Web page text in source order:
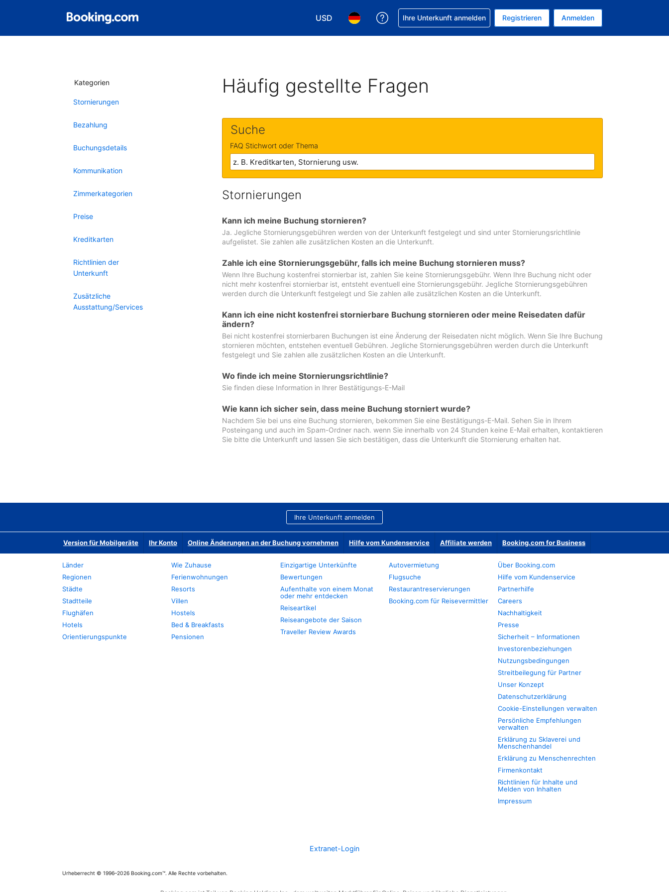
USD
Wählen Sie Ihre Währung. Ihre aktuelle Währung ist US-Dollar
Wählen Sie Ihre Sprache. Ihre aktuelle Sprache ist Deutsch
Hilfe bei Ihrer Buchung erhalten
Ihre Unterkunft anmelden Registrieren Anmelden
Kategorien
Stornierungen
Bezahlung
Buchungsdetails
Kommunikation
Zimmerkategorien
Preise
Kreditkarten
Richtlinien der
Unterkunft
Zusätzliche
Ausstattung/Services
Häufig gestellte Fragen
Suche
FAQ Stichwort oder Thema
Stornierungen
Kann ich meine Buchung stornieren?
Ja. Jegliche Stornierungsgebühren werden von der Unterkunft festgelegt und sind unter Stornierungsrichtlinie
aufgelistet. Sie zahlen alle zusätzlichen Kosten an die Unterkunft.
Zahle ich eine Stornierungsgebühr, falls ich meine Buchung stornieren muss?
Wenn Ihre Buchung kostenfrei stornierbar ist, zahlen Sie keine Stornierungsgebühr. Wenn Ihre Buchung nicht oder
nicht mehr kostenfrei stornierbar ist, entsteht eventuell eine Stornierungsgebühr. Jegliche Stornierungsgebühren
werden durch die Unterkunft festgelegt und Sie zahlen alle zusätzlichen Kosten an die Unterkunft.
Kann ich eine nicht kostenfrei stornierbare Buchung stornieren oder meine Reisedaten dafür
ändern?
Bei nicht kostenfrei stornierbaren Buchungen ist eine Änderung der Reisedaten nicht möglich. Wenn Sie Ihre Buchung
stornieren möchten, entstehen eventuell Gebühren. Jegliche Stornierungsgebühren werden durch die Unterkunft
festgelegt und Sie zahlen alle zusätzlichen Kosten an die Unterkunft.
Wo finde ich meine Stornierungsrichtlinie?
Sie finden diese Information in Ihrer Bestätigungs-E-Mail
Wie kann ich sicher sein, dass meine Buchung storniert wurde?
Nachdem Sie bei uns eine Buchung stornieren, bekommen Sie eine Bestätigungs-E-Mail. Sehen Sie in Ihrem
Posteingang und auch im Spam-Ordner nach. wenn Sie innerhalb von 24 Stunden keine E-Mail erhalten, kontaktieren
Sie bitte die Unterkunft und lassen Sie sich bestätigen, dass die Unterkunft die Stornierung erhalten hat.
Ihre Unterkunft anmelden
Version für Mobilgeräte Ihr Konto Online Änderungen an der Buchung vornehmen Hilfe vom Kundenservice Affiliate werden Booking.com for Business
Länder
Regionen
Städte
Stadtteile
Flughäfen
Hotels
Orientierungspunkte
Wie Zuhause
Ferienwohnungen
Resorts
Villen
Hostels
Bed & Breakfasts
Pensionen
Einzigartige Unterkünfte
Bewertungen
Aufenthalte von einem Monat
oder mehr entdecken
Reiseartikel
Reiseangebote der Saison
Traveller Review Awards
Autovermietung
Flugsuche
Restaurantreservierungen
Booking.com für Reisevermittler
Über Booking.com
Hilfe vom Kundenservice
Partnerhilfe
Careers
Nachhaltigkeit
Presse
Sicherheit – Informationen
Investorenbeziehungen
Nutzungsbedingungen
Streitbeilegung für Partner
Unser Konzept
Datenschutzerklärung
Cookie-Einstellungen verwalten
Persönliche Empfehlungen
verwalten
Erklärung zu Sklaverei und
Menschenhandel
Erklärung zu Menschenrechten
Firmenkontakt
Richtlinien für Inhalte und
Melden von Inhalten
Impressum
Extranet-Login
Urheberrecht © 1996–2026 Booking.com™. Alle Rechte vorbehalten.